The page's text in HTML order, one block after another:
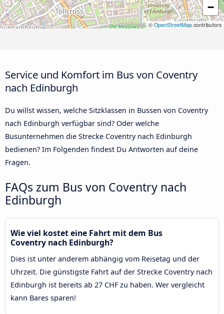
−
© OpenStreetMapcontributors
Service und Komfort im Bus von Coventry
nach Edinburgh
Du willst wissen, welche Sitzklassen in Bussen von Coventry
nach Edinburgh verfügbar sind? Oder welche
Busunternehmen die Strecke Coventry nach Edinburgh
bedienen? Im Folgenden findest Du Antworten auf deine
Fragen.
FAQs zum Bus von Coventry nach
Edinburgh
Wie viel kostet eine Fahrt mit dem Bus
Coventry nach Edinburgh?
Dies ist unter anderem abhängig vom Reisetag und der
Uhrzeit. Die günstigste Fahrt auf der Strecke Coventry nach
Edinburgh ist bereits ab 27 CHF zu haben. Wer vergleicht
kann Bares sparen!